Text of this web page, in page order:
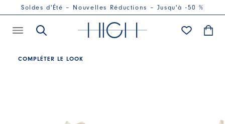
Soldes d'Été – Nouvelles Réductions – Jusqu'à -50 %
COMPLÉTER LE LOOK